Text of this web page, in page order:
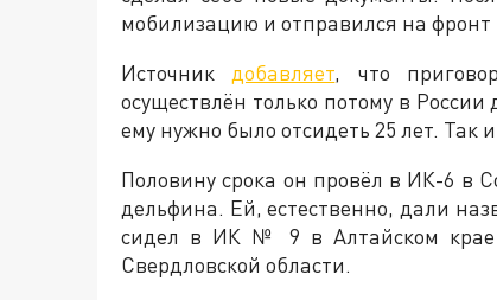
мобилизацию и отправился на фронт
Источник добавляет, что
осуществлён только потому в
ему нужно было отсидеть 25 лет. Так и
Половину срока он провёл в ИК-6 в
дельфина. Ей, естественно, дали
сидел в ИК № 9 в Алтайском
Свердловской области.